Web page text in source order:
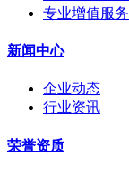
专业增值服务
新闻中心
企业动态
行业资讯
荣誉资质